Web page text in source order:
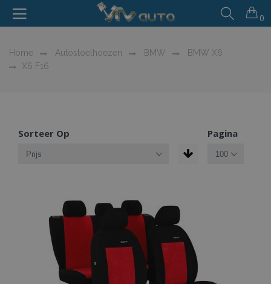
0
Home Autostoelhoezen BMW
BMW X6
X6 F16
Sorteer Op Pagina